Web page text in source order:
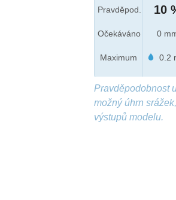
Pravděpod.
Očekáváno
Maximum
10
0
0.2
Pravděpodobnost
možný úhrn
výstupů modelu.